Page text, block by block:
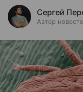
Сергей
Автор